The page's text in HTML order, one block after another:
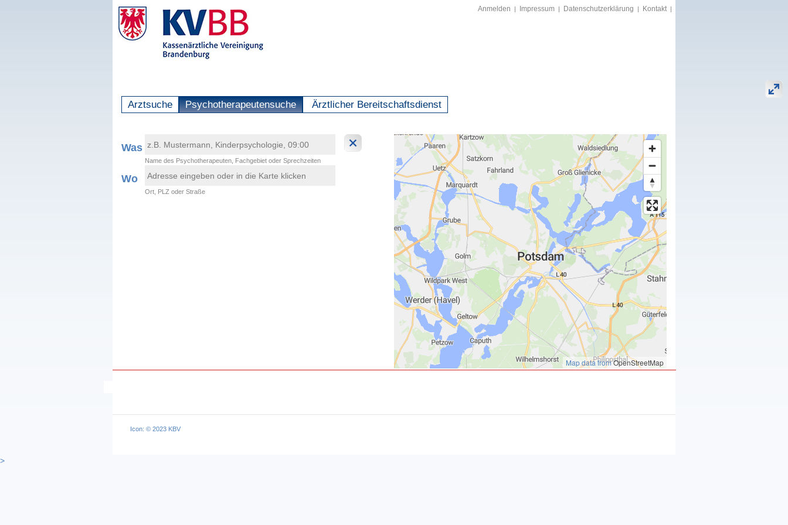
Anmelden | Impressum | Datenschutzerklärung | Kontakt |
Arztsuche Psychotherapeutensuche Ärztlicher Bereitschaftsdienst
Was
Name des Psychotherapeuten, Fachgebiet oder Sprechzeiten
Wo
Ort, PLZ oder Straße
Map data fromOpenStreetMap
Icon: © 2023 KBV
>